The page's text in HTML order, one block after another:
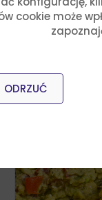
cookie może
ODRZUĆ